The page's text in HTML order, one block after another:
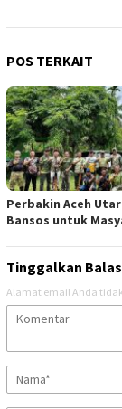
POS TERKAIT
Perbakin Aceh
Bansos untuk
Tinggalkan
Alamat email Anda